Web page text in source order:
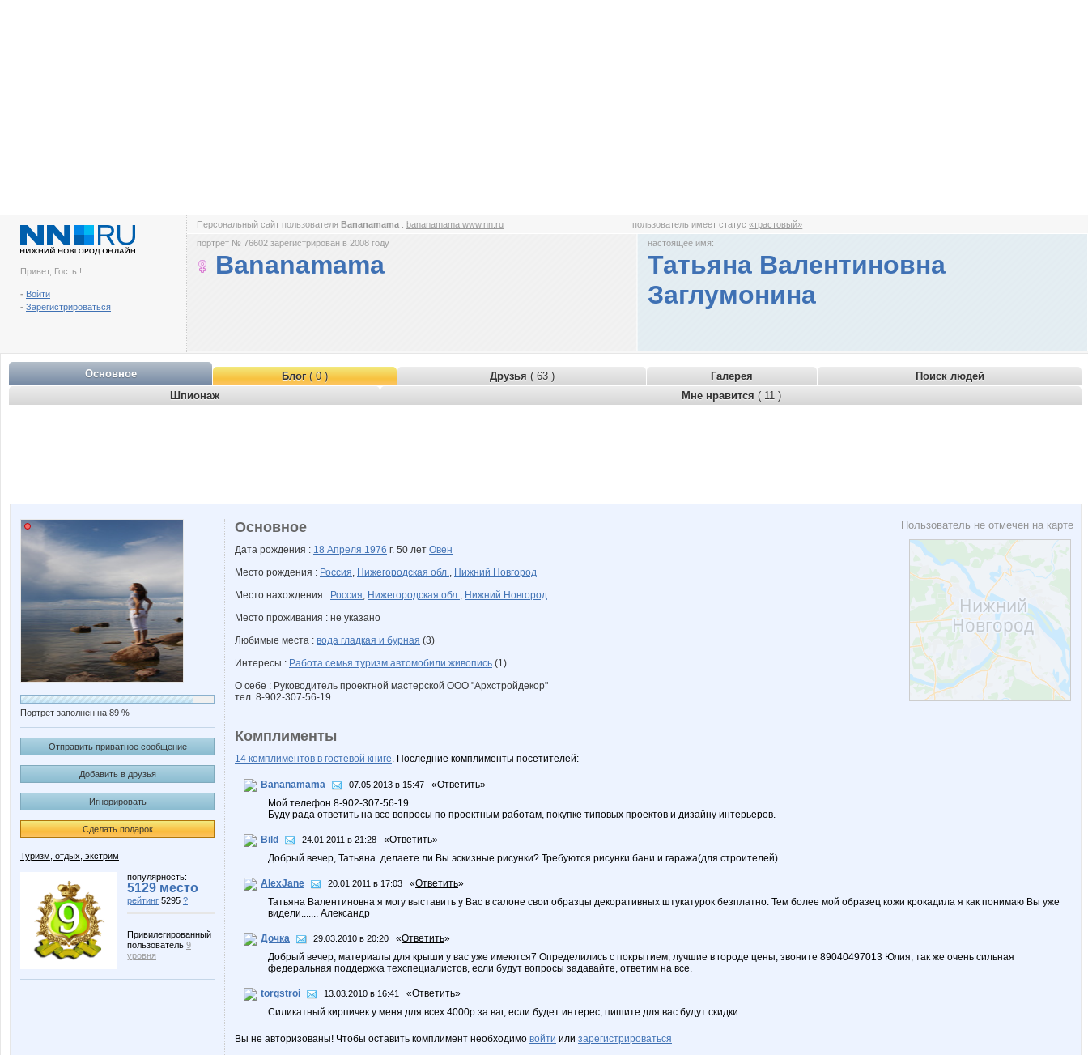
Привет, Гость !
- Войти
- Зарегистрироваться
Персональный сайт пользователя Bananamama : bananamama.www.nn.ru пользователь имеет статус«трастовый»
портрет № 76602 зарегистрирован в 2008 году
Bananamama
настоящее имя:
Татьяна Валентиновна
Заглумонина
Основное Блог( 0 ) Друзья ( 63 ) Галерея
Поиск людей
Шпионаж
Мне нравится ( 11 )
Портрет заполнен на 89 %
Отправить приватное сообщение
Добавить в друзья
Игнорировать
Сделать подарок
Туризм, отдых, экстрим
популярность:
5129 место
рейтинг 5295 ?
Привилегированный
пользователь 9
уровня
Пользователь не отмечен на карте
Основное
Дата рождения : 18 Апреля 1976 г. 50 лет Овен
Место рождения : Россия, Нижегородская обл., Нижний Новгород
Место нахождения : Россия, Нижегородская обл., Нижний Новгород
Место проживания : не указано
Любимые места : вода гладкая и бурная (3)
Интересы : Работа семья туризм автомобили живопись (1)
О себе : Руководитель проектной мастерской ООО "Архстройдекор"
тел. 8-902-307-56-19
Комплименты
14 комплиментов в гостевой книге. Последние комплименты посетителей:
Bananamama 07.05.2013 в 15:47 «Ответить»
Мой телефон 8-902-307-56-19
Буду рада ответить на все вопросы по проектным работам, покупке типовых проектов и дизайну интерьеров.
Bild 24.01.2011 в 21:28 «Ответить»
Добрый вечер, Татьяна. делаете ли Вы эскизные рисунки? Требуются рисунки бани и гаража(для строителей)
AlexJane 20.01.2011 в 17:03 «Ответить»
Татьяна Валентиновна я могу выставить у Вас в салоне свои образцы декоративных штукатурок безплатно. Тем более мой образец кожи крокадила я как понимаю Вы уже
видели....... Александр
Дочка 29.03.2010 в 20:20 «Ответить»
Добрый вечер, материалы для крыши у вас уже имеются7 Определились с покрытием, лучшие в городе цены, звоните 89040497013 Юлия, так же очень сильная
федеральная поддержка техспециалистов, если будут вопросы задавайте, ответим на все.
torgstroi 13.03.2010 в 16:41 «Ответить»
Силикатный кирпичек у меня для всех 4000р за ваг, если будет интерес, пишите для вас будут скидки
Вы не авторизованы! Чтобы оставить комплимент необходимо войти или зарегистрироваться